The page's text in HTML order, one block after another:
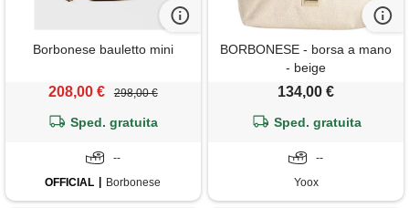
Borbonese bauletto mini
208,00 € 298,00 €
Sped. gratuita
--
OFFICIAL
Borbonese
BORBONESE - borsa a mano
- beige
134,00 €
Sped. gratuita
--
Yoox